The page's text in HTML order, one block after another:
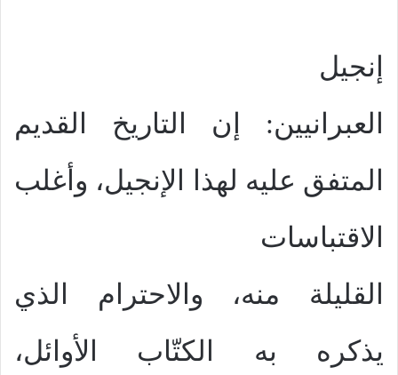
إنجيل
العبرانيين: إن التاريخ القديم
المتفق عليه لهذا الإنجيل، وأغلب
الاقتباسات
القليلة منه، والاحترام الذي
يذكره به الكتّاب الأوائل،